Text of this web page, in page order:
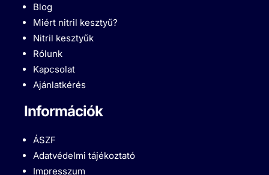
Blog
Miért nitril kesztyű?
Nitril kesztyűk
Rólunk
Kapcsolat
Ajánlatkérés
Információk
ÁSZF
Adatvédelmi tájékoztató
Impresszum